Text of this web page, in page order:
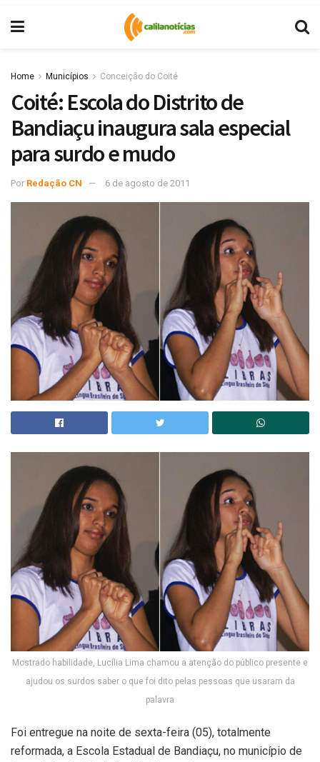
Home Municípios Conceição do Coité
Coité: Escola do Distrito de
Bandiaçu inaugura sala especial
para surdo e mudo
Por Redação CN 6 de agosto de 2011
Mostrado habilidade, Lucília Lima chamou a atenção do público presente e
ajudou os surdos saber o que foi dito pelas pessoas que usaram da
palavra
Foi entregue na noite de sexta-feira (05), totalmente
reformada, a Escola Estadual de Bandiaçu, no município de